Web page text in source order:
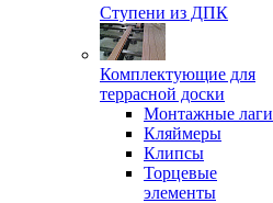
Ступени из ДПК
Комплектующие для
террасной доски
Монтажные лаги
Кляймеры
Клипсы
Торцевые
элементы